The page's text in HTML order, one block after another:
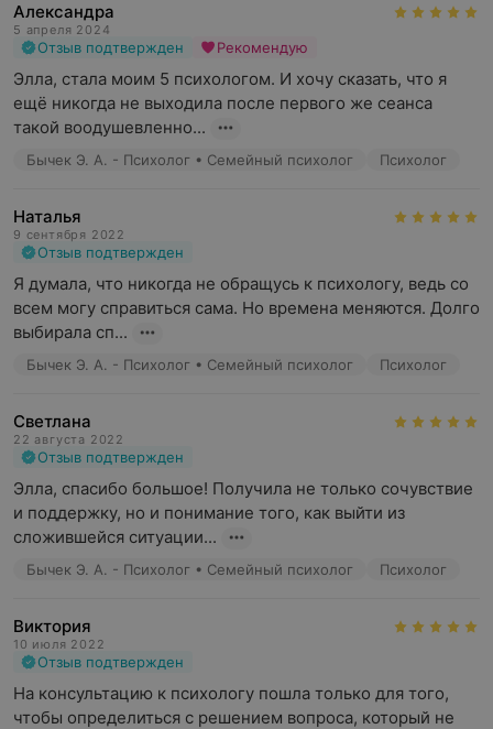
Александра
5 апреля 2024
Отзыв подтвержден Рекомендую
Элла, стала моим 5 психологом. И хочу сказать, что я
ещё никогда не выходила после первого же сеанса
такой воодушевленно...
Бычек Э. А. - Психолог • Семейный психолог Психолог
Наталья
9 сентября 2022
Отзыв подтвержден
Я думала, что никогда не обращусь к психологу, ведь со
всем могу справиться сама. Но времена меняются. Долго
выбирала сп...
Бычек Э. А. - Психолог • Семейный психолог Психолог
Светлана
22 августа 2022
Отзыв подтвержден
Элла, спасибо большое! Получила не только сочувствие
и поддержку, но и понимание того, как выйти из
сложившейся ситуации...
Бычек Э. А. - Психолог • Семейный психолог Психолог
Виктория
10 июля 2022
Отзыв подтвержден
На консультацию к психологу пошла только для того,
чтобы определиться с решением вопроса, который не